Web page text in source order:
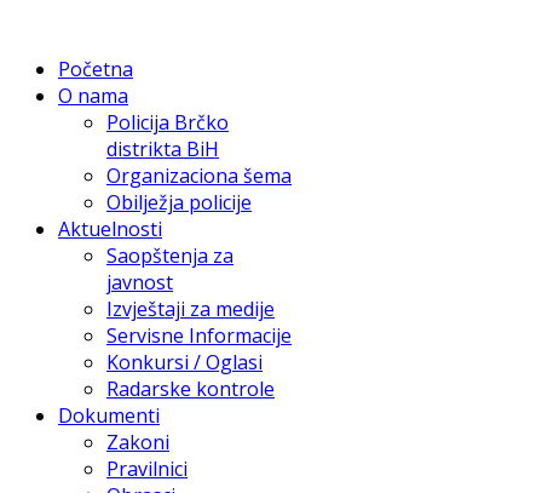
Početna
O nama
Policija Brčko
distrikta BiH
Organizaciona šema
Obilježja policije
Aktuelnosti
Saopštenja za
javnost
Izvještaji za medije
Servisne Informacije
Konkursi / Oglasi
Radarske kontrole
Dokumenti
Zakoni
Pravilnici